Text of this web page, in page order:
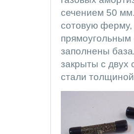
сечением 50
сотовую
заполнены
закрыты с двух
стали